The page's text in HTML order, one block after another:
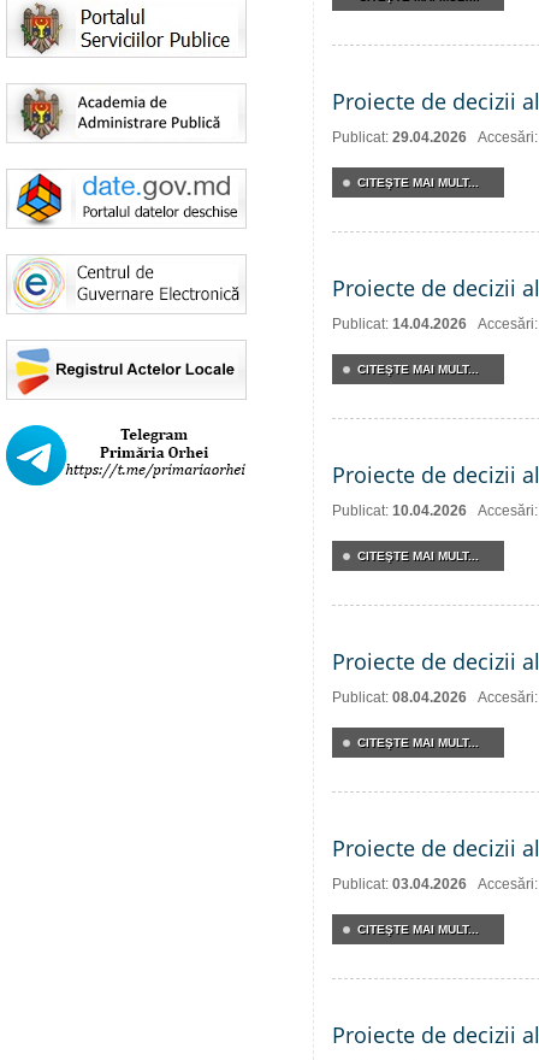
Proiecte de decizii
Publicat: 29.04.2026
CITEŞTE MAI MULT...
Proiecte de decizii
Publicat: 14.04.2026
CITEŞTE MAI MULT...
Proiecte de decizii
Publicat: 10.04.2026
CITEŞTE MAI MULT...
Proiecte de decizii
Publicat: 08.04.2026
CITEŞTE MAI MULT...
Proiecte de decizii
Publicat: 03.04.2026
CITEŞTE MAI MULT...
Proiecte de decizii